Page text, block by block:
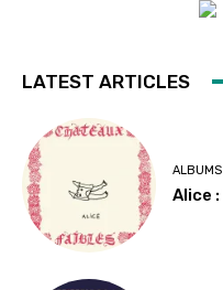
LATEST ARTICLES
ALBUMS
Alice